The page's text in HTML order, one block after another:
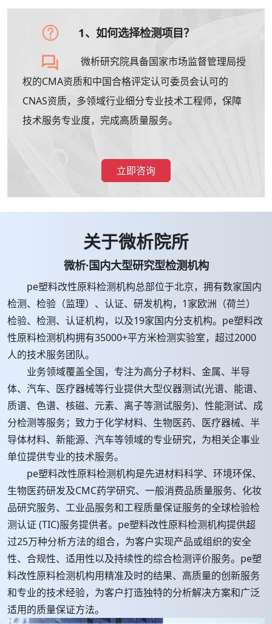
1、如何选择检测项目？
微析研究院具备国家市场监督管理局授
权的CMA资质和中国合格评定认可委员会认可的
CNAS资质，多领域行业细分专业技术工程师，保障
技术服务专业度，完成高质量服务。
立即咨询
关于微析院所
微析·国内大型研究型检测机构
pe塑料改性原料检测机构总部位于北京，拥有数家国内
检测、检验（监理）、认证、研发机构，1家欧洲（荷兰）
检验、检测、认证机构，以及19家国内分支机构。pe塑料改
性原料检测机构拥有35000+平方米检测实验室，超过2000
人的技术服务团队。
业务领域覆盖全国，专注为高分子材料、金属、半导
体、汽车、医疗器械等行业提供大型仪器测试(光谱、能谱、
质谱、色谱、核磁、元素、离子等测试服务)、性能测试、成
分检测等服务；致力于化学材料、生物医药、医疗器械、半
导体材料、新能源、汽车等领域的专业研究，为相关企事业
单位提供专业的技术服务。
pe塑料改性原料检测机构是先进材料科学、环境环保、
生物医药研发及CMC药学研究、一般消费品质量服务、化妆
品研究服务、工业品服务和工程质量保证服务的全球检验检
测认证 (TIC)服务提供者。pe塑料改性原料检测机构提供超
过25万种分析方法的组合，为客户实现产品或组织的安全
性、合规性、适用性以及持续性的综合检测评价服务。pe塑
料改性原料检测机构用精准及时的结果、高质量的创新服务
和专业的技术经验，为客户打造独特的分析解决方案和广泛
适用的质量保证方法。